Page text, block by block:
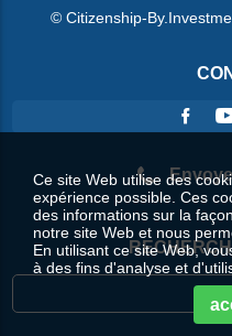
© Citizenship-
Ce site Web utilise des
expérience possible. Ces
des informations sur la
notre site Web et nous
En utilisant ce site Web,
à des fins d'analyse et